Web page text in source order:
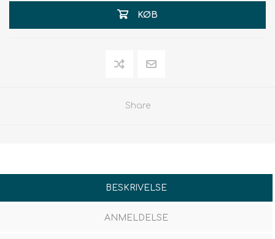
KØB
Share
BESKRIVELSE
ANMELDELSE